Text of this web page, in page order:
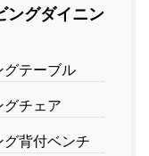
ングダイニン
グテーブル
グチェア
背付ベンチ